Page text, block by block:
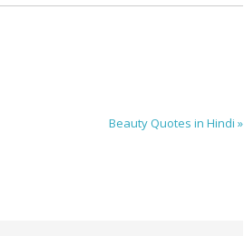
Beauty Quotes in Hindi »